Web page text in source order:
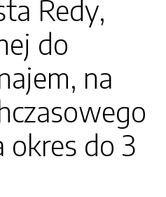
Redy,
do
na
okres do 3